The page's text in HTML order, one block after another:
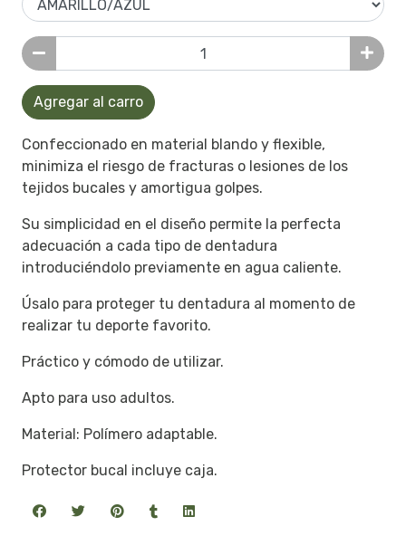
Agregar al carro
Confeccionado en material blando y flexible,
minimiza el riesgo de fracturas o lesiones de los
tejidos bucales y amortigua golpes.
Su simplicidad en el diseño permite la perfecta
adecuación a cada tipo de dentadura
introduciéndolo previamente en agua caliente.
Úsalo para proteger tu dentadura al momento de
realizar tu deporte favorito.
Práctico y cómodo de utilizar.
Apto para uso adultos.
Material: Polímero adaptable.
Protector bucal incluye caja.